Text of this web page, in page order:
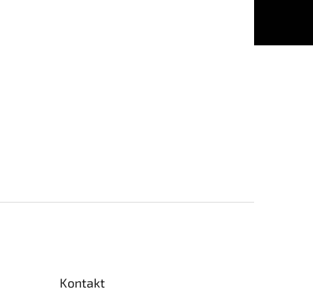
Kontakt